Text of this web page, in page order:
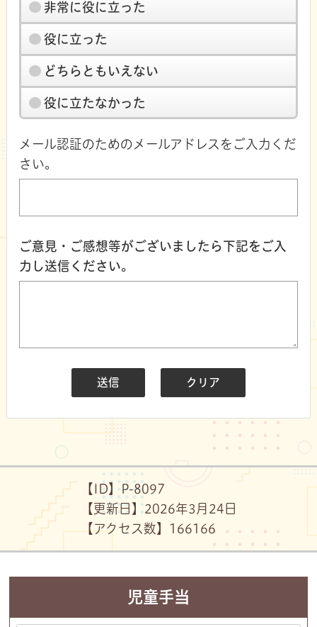
非常に役に立った
役に立った
どちらともいえない
役に立たなかった
メール認証のためのメールアドレスをご入力くだ
さい。
ご意見・ご感想等がございましたら下記をご入
力し送信ください。
【ID】 P-8097
【更新日】2026年3月24日
【アクセス数】
166166
児童手当